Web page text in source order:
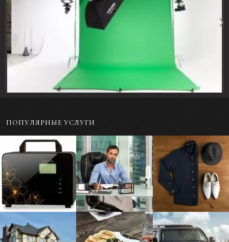
ПОПУЛЯРНЫЕ УСЛУГИ
Предметная
фотосъемка для
каталога
Портретная
фотосъемка - Бизнес-
портрет
Фотосъемка одежды
в раскладку или на
модели
Фотосъемка жилой и
коммерческой
недвижимости
Фуд-фотосъемка еды
и напитков для меню
Фотосъемка
автомобилей и
другого транспорта